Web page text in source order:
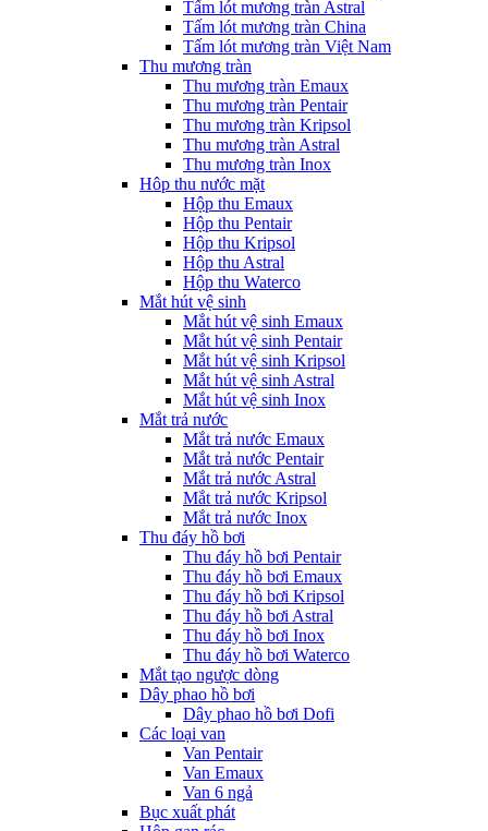
Tấm lót mương tràn Astral
Tấm lót mương tràn China
Tấm lót mương tràn Việt Nam
Thu mương tràn
Thu mương tràn Emaux
Thu mương tràn Pentair
Thu mương tràn Kripsol
Thu mương tràn Astral
Thu mương tràn Inox
Hôp thu nước mặt
Hộp thu Emaux
Hộp thu Pentair
Hộp thu Kripsol
Hộp thu Astral
Hộp thu Waterco
Mắt hút vệ sinh
Mắt hút vệ sinh Emaux
Mắt hút vệ sinh Pentair
Mắt hút vệ sinh Kripsol
Mắt hút vệ sinh Astral
Mắt hút vệ sinh Inox
Mắt trả nước
Mắt trả nước Emaux
Mắt trả nước Pentair
Mắt trả nước Astral
Mắt trả nước Kripsol
Mắt trả nước Inox
Thu đáy hồ bơi
Thu đáy hồ bơi Pentair
Thu đáy hồ bơi Emaux
Thu đáy hồ bơi Kripsol
Thu đáy hồ bơi Astral
Thu đáy hồ bơi Inox
Thu đáy hồ bơi Waterco
Mắt tạo ngược dòng
Dây phao hồ bơi
Dây phao hồ bơi Dofi
Các loại van
Van Pentair
Van Emaux
Van 6 ngả
Bục xuất phát